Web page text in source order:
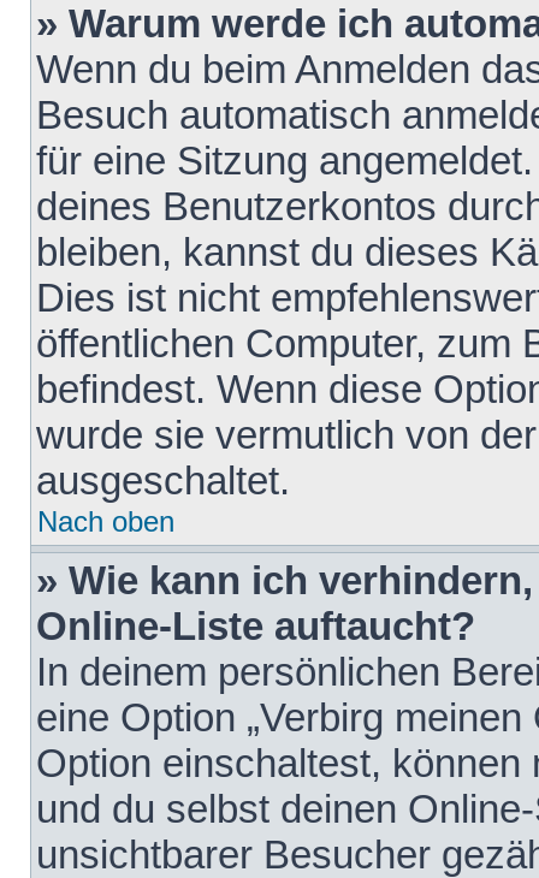
» Warum werde ich
Wenn du beim Anmelden
Besuch automatisch
für eine Sitzung
deines Benutzerkontos
bleiben, kannst du dieses
Dies ist nicht
öffentlichen Computer, zum
befindest. Wenn diese
wurde sie vermutlich von
ausgeschaltet.
Nach oben
» Wie kann ich
Online-Liste auftaucht?
In deinem persönlichen
eine Option „Verbirg
Option einschaltest,
und du selbst deinen
unsichtbarer Besucher